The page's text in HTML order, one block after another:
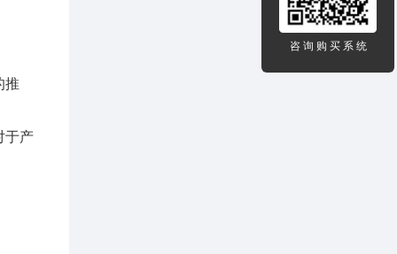
推
于产
咨 询 购 买 系 统